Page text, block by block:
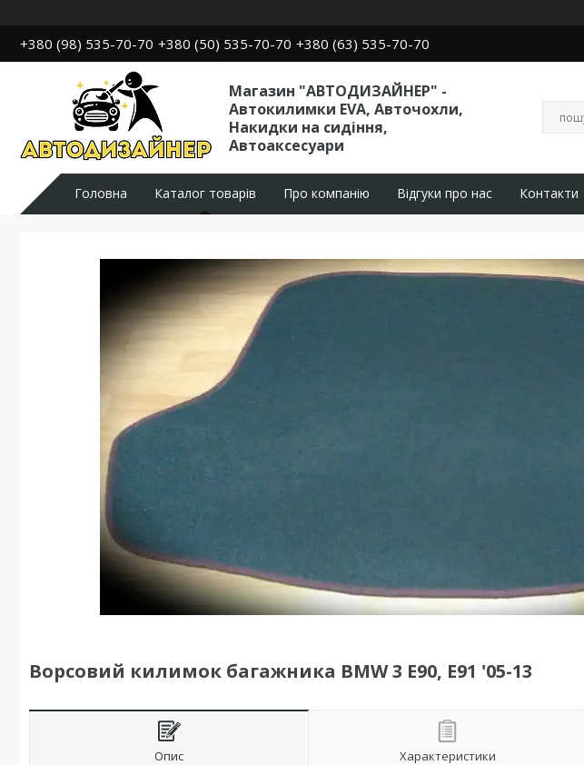
+380 (98) 535-70-70 +380 (50) 535-70-70 +380 (63) 535-70-70
Магазин "АВТОДИЗАЙНЕР" -
Автокилимки EVA, Авточохли,
Накидки на сидіння,
Автоаксесуари
Головна Каталог товарів Про компанію Відгуки про нас Контакти
Ворсовий килимок багажника BMW 3 E90, Е91 '05-13
Опис Характеристики